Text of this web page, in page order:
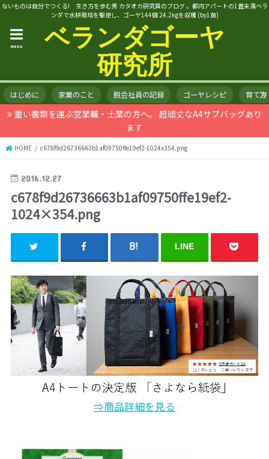
ないものは自分でつくる! 生き方を歩む男 カタオカ研究員のブログ 。都内アパートの1畳未満ベラ
ンダで水耕栽培を駆使し、ゴーヤ144個 24.2kgを収穫 (by1苗)
ベランダゴーヤ
研究所
menu
はじめに 家業のこと 脱会社員の記録 ゴーヤレシピ 育て方
重い書類を運ぶ営業職・士業の方へ。 超頑丈なA4サブバッグあり
ます
HOME c678f9d26736663b1af09750ffe19ef2-1024x354.png
2016.12.27
c678f9d26736663b1af09750ffe19ef2-
1024×354.png
LINE
⇒商品詳細を見る